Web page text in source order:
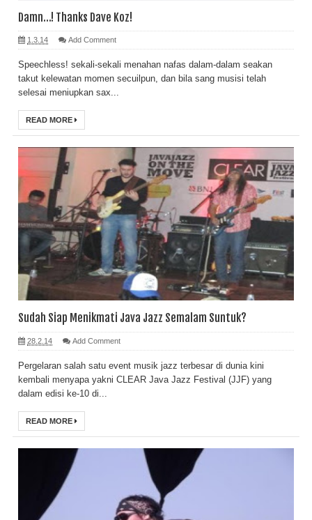
Damn...! Thanks Dave Koz!
1.3.14 Add Comment
Speechless! sekali-sekali menahan nafas dalam-dalam seakan
takut kelewatan momen secuilpun, dan bila sang musisi telah
selesai meniupkan sax...
READ MORE
Sudah Siap Menikmati Java Jazz Semalam Suntuk?
28.2.14 Add Comment
Pergelaran salah satu event musik jazz terbesar di dunia kini
kembali menyapa yakni CLEAR Java Jazz Festival (JJF) yang
dalam edisi ke-10 di...
READ MORE